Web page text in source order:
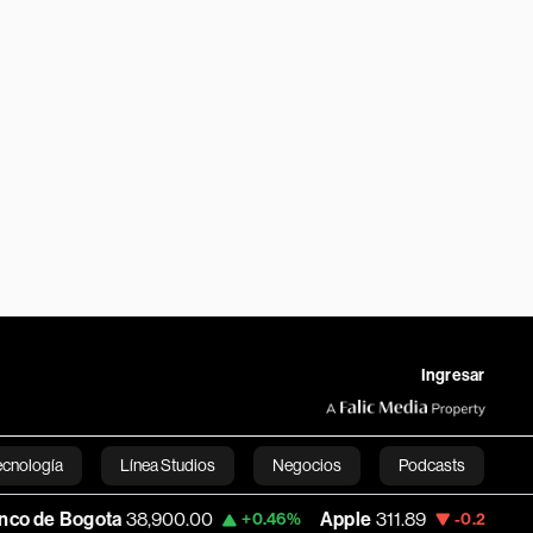
Ingresar
Línea Studios Negocios Podcasts
English+0.46% Apple 311.89 -0.20% USD COP